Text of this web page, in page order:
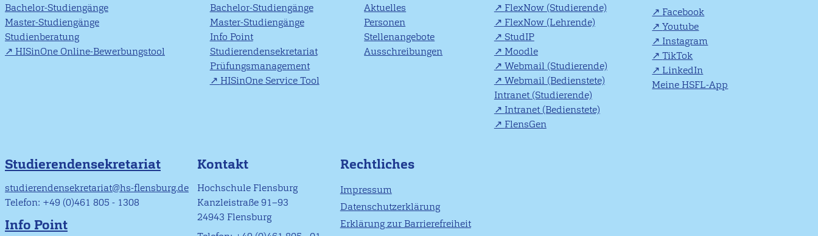
Bachelor-Studiengänge
Master-Studiengänge
Studienberatung
HISinOne Online-Bewerbungstool
Bachelor-Studiengänge
Master-Studiengänge
Info Point
Studierendensekretariat
Prüfungsmanagement
HISinOne Service Tool
Aktuelles
Personen
Stellenangebote
Ausschreibungen
FlexNow (Studierende)
FlexNow (Lehrende)
StudIP
Moodle
Webmail (Studierende)
Webmail (Bedienstete)
Intranet (Studierende)
Intranet (Bedienstete)
FlensGen
Facebook
Youtube
Instagram
TikTok
LinkedIn
Meine HSFL-App
Studierendensekretariat
studierendensekretariat@hs-flensburg.de
Telefon: +49 (0)461 805 - 1308
Info Point
Kontakt
Hochschule Flensburg
Kanzleistraße 91–93
24943 Flensburg
Rechtliches
Impressum
Datenschutzerklärung
Erklärung zur Barrierefreiheit